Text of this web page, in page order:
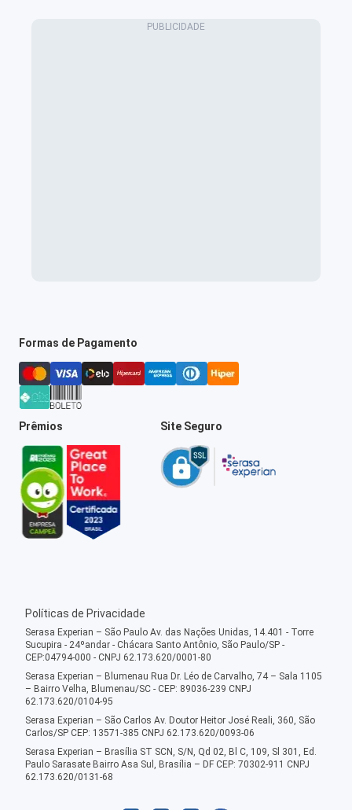
Formas de Pagamento
Prêmios Site Seguro
Políticas de Privacidade
Serasa Experian – São Paulo Av. das Nações Unidas, 14.401 - Torre
Sucupira - 24ºandar - Chácara Santo Antônio, São Paulo/SP -
CEP:04794-000 - CNPJ 62.173.620/0001-80
Serasa Experian – Blumenau Rua Dr. Léo de Carvalho, 74 – Sala 1105
– Bairro Velha, Blumenau/SC - CEP: 89036-239 CNPJ
62.173.620/0104-95
Serasa Experian – São Carlos Av. Doutor Heitor José Reali, 360, São
Carlos/SP CEP: 13571-385 CNPJ 62.173.620/0093-06
Serasa Experian – Brasília ST SCN, S/N, Qd 02, Bl C, 109, Sl 301, Ed.
Paulo Sarasate Bairro Asa Sul, Brasília – DF CEP: 70302-911 CNPJ
62.173.620/0131-68